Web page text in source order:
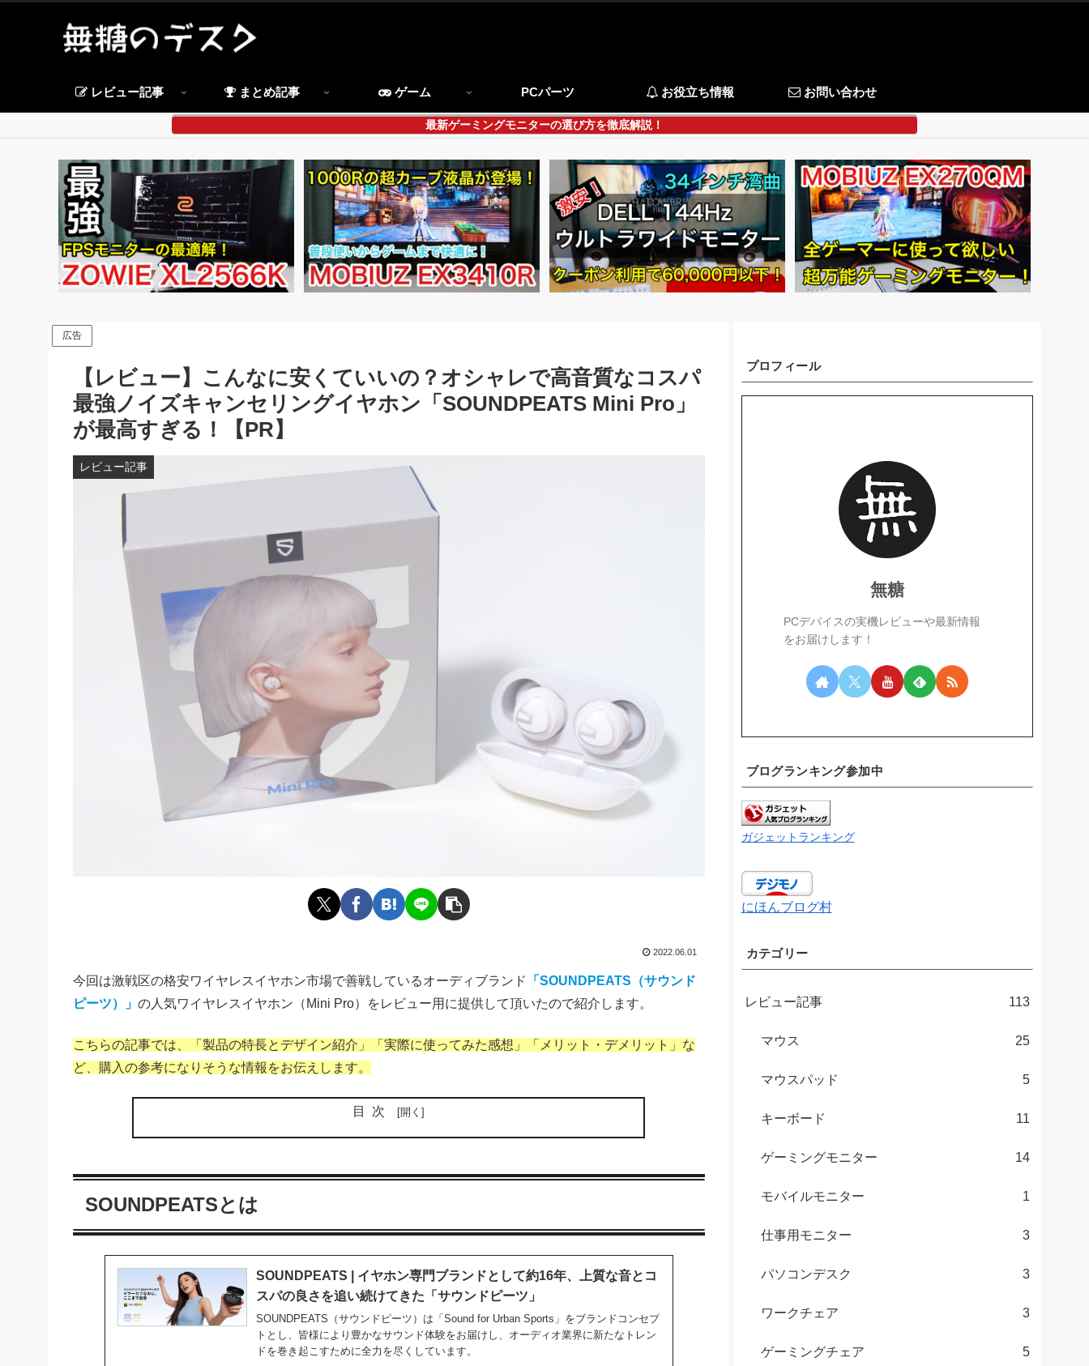
レビュー記事 まとめ記事 ゲーム PCパーツ お役立ち情報 お問い合わせ
最新ゲーミングモニターの選び方を徹底解説！
広告
【レビュー】こんなに安くていいの？オシャレで高音質なコスパ
最強ノイズキャンセリングイヤホン「SOUNDPEATS Mini Pro」
が最高すぎる！【PR】
レビュー記事
2022.06.01
今回は激戦区の格安ワイヤレスイヤホン市場で善戦しているオーディブランド 「SOUNDPEATS（サウンド
ピーツ）」 の人気ワイヤレスイヤホン（Mini Pro）をレビュー用に提供して頂いたので紹介します。
こちらの記事では、「製品の特長とデザイン紹介」「実際に使ってみた感想」「メリット・デメリット」な
ど、購入の参考になりそうな情報をお伝えします。
目次
SOUNDPEATSとは
SOUNDPEATS | イヤホン専門ブランドとして約16年、上質な音とコ
スパの良さを追い続けてきた「サウンドピーツ」
SOUNDPEATS（サウンドピーツ）は「Sound for Urban Sports」をブランドコンセプ
トとし、皆様により豊かなサウンド体験をお届けし、オーディオ業界に新たなトレン
ドを巻き起こすために全力を尽くしています。
プロフィール
無糖
PCデバイスの実機レビューや最新情報
をお届けします！
ブログランキング参加中
ガジェットランキング
にほんブログ村
カテゴリー
レビュー記事 113
マウス 25
マウスパッド 5
キーボード 11
ゲーミングモニター 14
モバイルモニター 1
仕事用モニター 3
パソコンデスク 3
ワークチェア 3
ゲーミングチェア 5